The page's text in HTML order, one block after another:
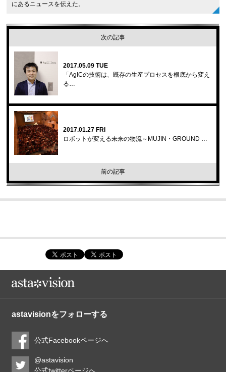
にあるニュースを伝えた。
次の記事
2017.05.09 TUE
「AgICの技術は、既存の生産プロセスを根底から変え
る…
2017.01.27 FRI
ロボットが変える未来の物流～MUJIN・GROUND …
前の記事
astavisionをフォローする
公式Facebookページへ
@astavision